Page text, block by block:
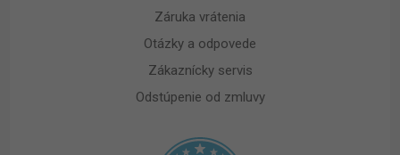
Záruka vrátenia
Otázky a odpovede
Zákaznícky servis
Odstúpenie od zmluvy